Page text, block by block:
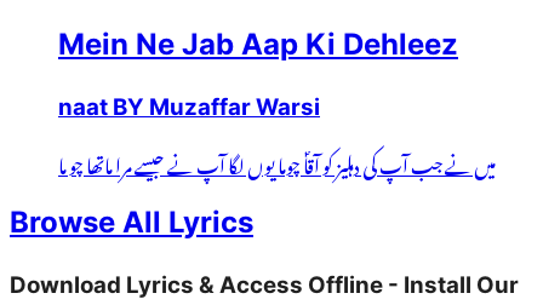
Mein Ne Jab Aap Ki Dehleez
naat BY Muzaffar Warsi
میں نے جب آپ کی دہلیز کو آقاؐ چوما یوں لگا آپ نے جیسے مرا ماتھا چو ما
Browse All Lyrics
Download Lyrics & Access Offline - Install Our